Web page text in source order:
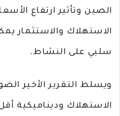
الصين وتأثير ارتفاع
الاستهلاك والاستثمار
سلبي على النشاط.
ويسلط التقرير الأخير
الاستهلاك وديناميكية